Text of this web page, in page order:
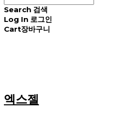
Search 검색
Log In 로그인
Cart장바구니
엑스젤